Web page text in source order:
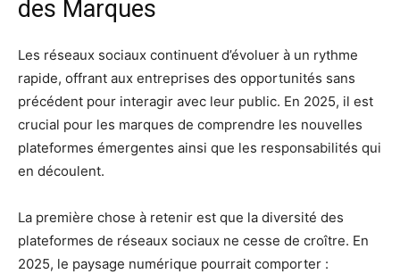
des Marques
Les réseaux sociaux continuent d’évoluer à un rythme
rapide, offrant aux entreprises des opportunités sans
précédent pour interagir avec leur public. En 2025, il est
crucial pour les marques de comprendre les nouvelles
plateformes émergentes ainsi que les responsabilités qui
en découlent.
La première chose à retenir est que la diversité des
plateformes de réseaux sociaux ne cesse de croître. En
2025, le paysage numérique pourrait comporter :